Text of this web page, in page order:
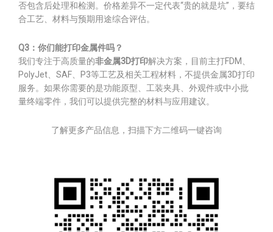
否包含后处理和检测。价格差异不一定代表“贵的就是坑”，要结
合工艺、材料与预期用途综合评估。
Q3：你们能打印金属件吗？
我们专注于高质量的非金属3D打印解决方案，目前主打FDM、
PolyJet、SAF、P3等工艺及相关工程材料，不提供金属3D打印
服务。如果你需要的是功能原型、工装夹具、外观件或中小批
量终端零件，我们可以提供完整的材料与应用建议。
了解更多产品信息，扫描下方二维码一键咨询